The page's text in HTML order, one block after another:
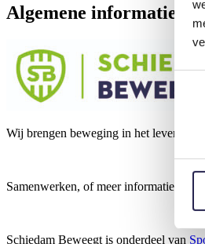
Algemene informatie
Wij brengen beweging in het leven van
Samenwerken, of meer informatie
Schiedam Beweegt is onderdeel van